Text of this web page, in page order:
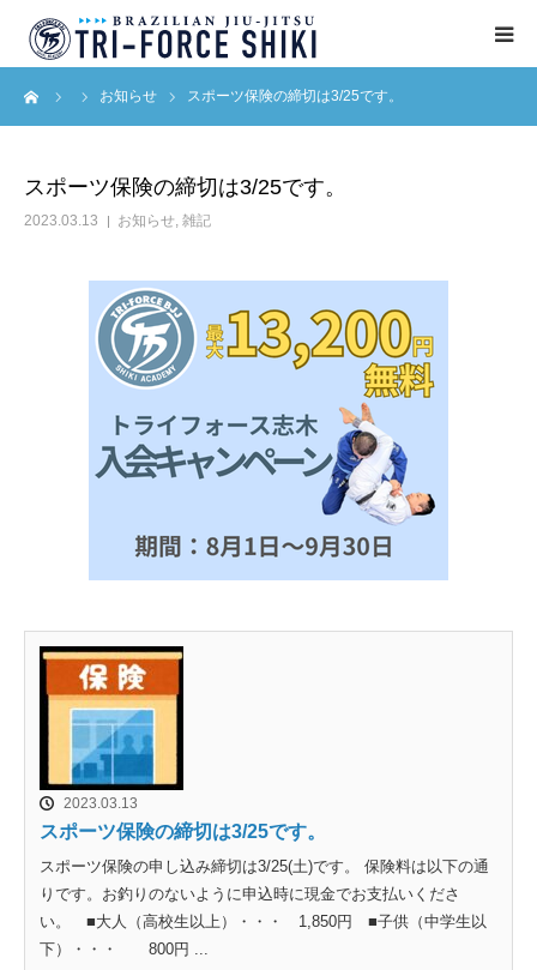
お知らせ スポーツ保険の締切は3/25です。
スポーツ保険の締切は3/25です。
2023.03.13 お知らせ, 雑記
2023.03.13
スポーツ保険の締切は3/25です。
スポーツ保険の申し込み締切は3/25(土)です。 保険料は以下の通
りです。お釣りのないように申込時に現金でお支払いくださ
い。 ■大人（高校生以上）・・・ 1,850円 ■子供（中学生以
下）・・・ 800円 ...
ABOUT
BLOG
アクセス
English